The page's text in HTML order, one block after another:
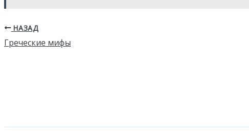
НАЗАД
Греческие мифы